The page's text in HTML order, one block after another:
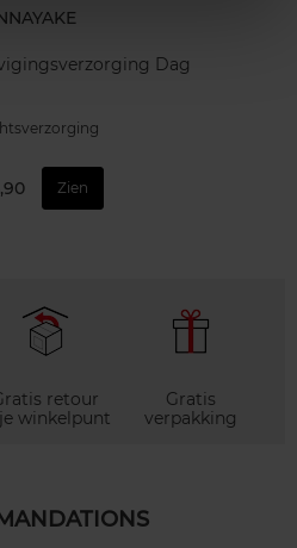
Dag
Zien
retour
winkelpunt
Gratis
verpakking